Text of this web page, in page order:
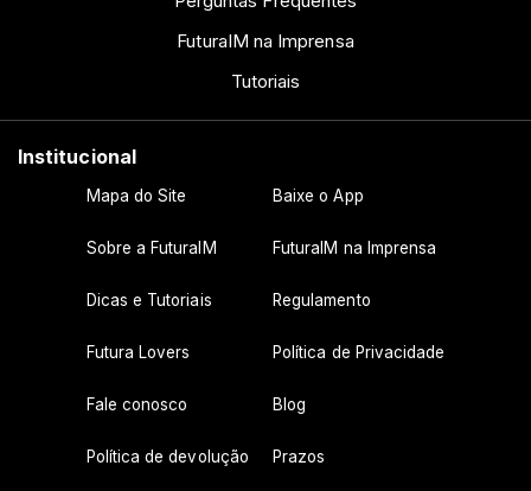
FuturaIM na Imprensa
Tutoriais
Institucional
Mapa do Site Baixe o App
Sobre a FuturaIM FuturaIM na Imprensa
Dicas e Tutoriais Regulamento
Futura Lovers Política de Privacidade
Fale conosco Blog
Política de devolução Prazos